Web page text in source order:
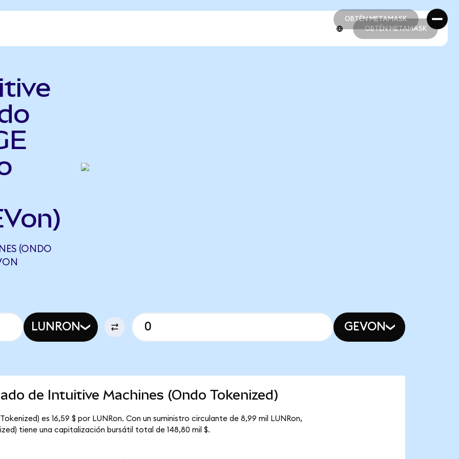
OBTÉN METAMASK
OBTÉN METAMASK
OBTÉN METAMASK
(ONDO
LUNRON GEVON
de Intuitive Machines (Ondo Tokenized)
es 16,59 $ por LUNRon. Con un suministro circulante de 8,99 mil LUNRon,
tiene una capitalización bursátil total de 148,80 mil $.